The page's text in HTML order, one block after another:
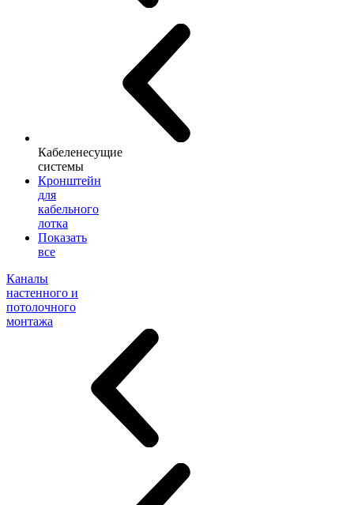
Кабеленесущие
системы
Кронштейн
для
кабельного
лотка
Показать
все
Каналы
настенного и
потолочного
монтажа